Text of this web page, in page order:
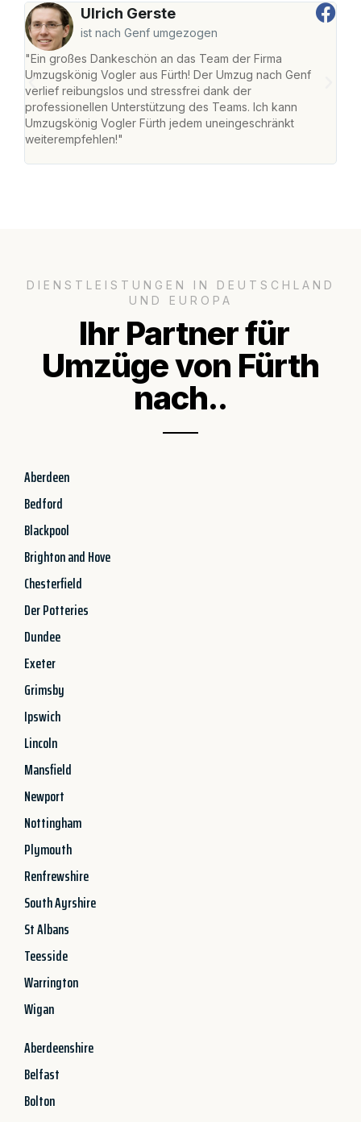
Ulrich Gerste
ist nach Genf umgezogen
"Ein großes Dankeschön an das Team der Firma
Umzugskönig Vogler aus Fürth! Der Umzug nach Genf
verlief reibungslos und stressfrei dank der
professionellen Unterstützung des Teams. Ich kann
Umzugskönig Vogler Fürth jedem uneingeschränkt
weiterempfehlen!"
DIENSTLEISTUNGEN IN DEUTSCHLAND
UND EUROPA
Ihr Partner für
Umzüge von Fürth
nach..
Aberdeen
Bedford
Blackpool
Brighton and Hove
Chesterfield
Der Potteries
Dundee
Exeter
Grimsby
Ipswich
Lincoln
Mansfield
Newport
Nottingham
Plymouth
Renfrewshire
South Ayrshire
St Albans
Teesside
Warrington
Wigan
Aberdeenshire
Belfast
Bolton